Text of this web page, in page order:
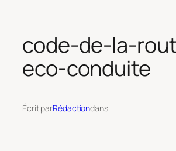
code-de-la-
eco-conduite
Écrit parRédactiondans